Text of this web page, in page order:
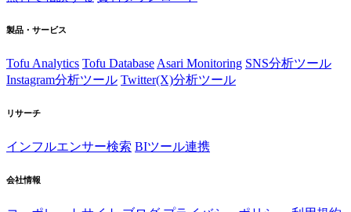
製品・サービス
Tofu Analytics Tofu Database Asari Monitoring SNS分析ツール
Instagram分析ツール Twitter(X)分析ツール
リサーチ
インフルエンサー検索 BIツール連携
会社情報